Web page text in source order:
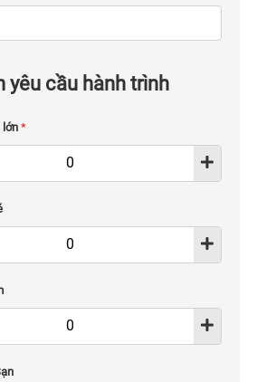
yêu cầu hành trình
lớn *